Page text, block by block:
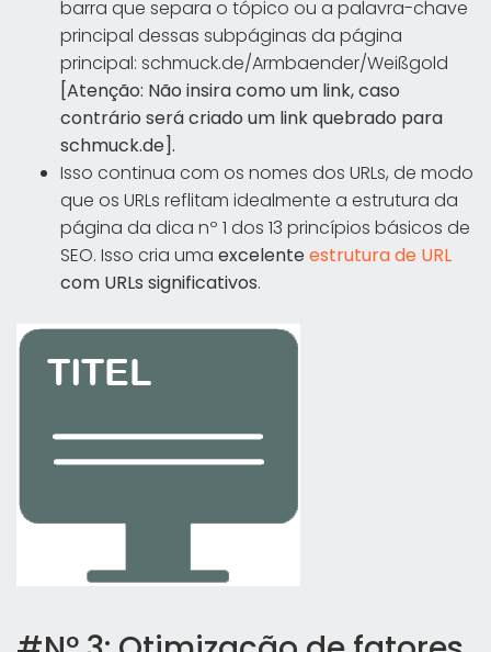
barra que separa o tópico ou a palavra-chave
principal dessas subpáginas da página
principal: schmuck.de/Armbaender/Weißgold
[Atenção: Não insira como um link, caso
contrário será criado um link quebrado para
schmuck.de].
Isso continua com os nomes dos URLs, de modo
que os URLs reflitam idealmente a estrutura da
página da dica nº 1 dos 13 princípios básicos de
SEO. Isso cria uma excelenteestrutura de URL
com URLs significativos.